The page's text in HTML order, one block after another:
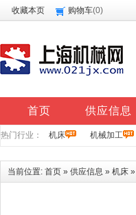
收藏本页 购物车(0)
首页 供应信息
热门行业： 机床 机械加工
当前位置: 首页 » 供应信息 » 机床 »